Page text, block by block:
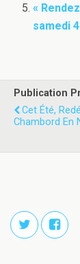
«
samedi
Publication
Cet Été,
Chambord En